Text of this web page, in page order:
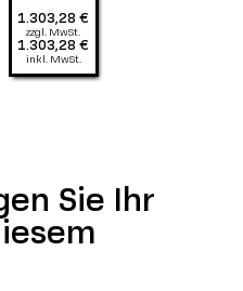
1.303,28 €
zzgl. MwSt.
1.303,28 €
inkl. MwSt.
Sie Ihr